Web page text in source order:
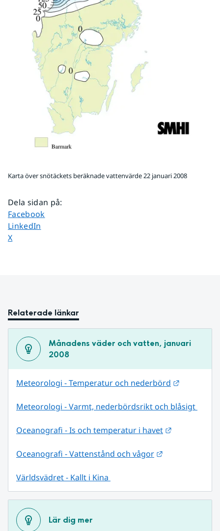
Karta över snötäckets beräknade vattenvärde 22 januari 2008
Dela sidan på:
Dela sidan på
Facebook
Dela sidan på
LinkedIn
Dela sidan på
X
Relaterade länkar
Månadens väder och vatten, januari
2008
Meteorologi - Temperatur och nederbörd
Meteorologi - Varmt, nederbördsrikt och blåsigt
Oceanografi - Is och temperatur i havet
Oceanografi - Vattenstånd och vågor
Världsvädret - Kallt i Kina
Lär dig mer